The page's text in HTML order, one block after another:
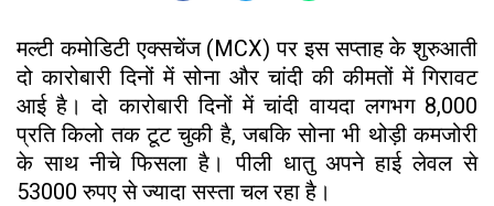
मल्टी कमोडिटी एक्सचेंज (MCX) पर इस सप्ताह के शुरुआती
दो कारोबारी दिनों में सोना और चांदी की कीमतों में गिरावट
आई है। दो कारोबारी दिनों में चांदी वायदा लगभग ₹8,000
प्रति किलो तक टूट चुकी है, जबकि सोना भी थोड़ी कमजोरी
के साथ नीचे फिसला है। पीली धातु अपने हाई लेवल से
53000 रुपए से ज्यादा सस्ता चल रहा है।